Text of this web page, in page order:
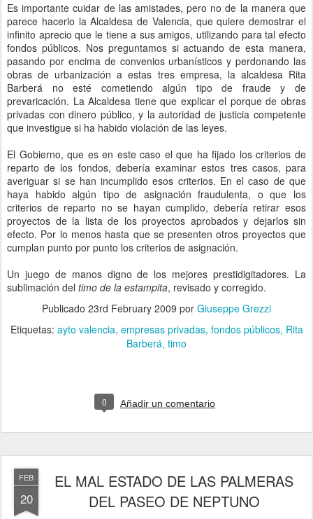
Es importante cuidar de las amistades, pero no de la manera que
parece hacerlo la Alcaldesa de Valencia, que quiere demostrar el
infinito aprecio que le tiene a sus amigos, utilizando para tal efecto
fondos públicos. Nos preguntamos si actuando de esta manera,
pasando por encima de convenios urbanísticos y perdonando las
obras de urbanización a estas tres empresa, la alcaldesa Rita
Barberá no esté cometiendo algún tipo de fraude y de
prevaricación. La Alcaldesa tiene que explicar el porque de obras
privadas con dinero público, y la autoridad de justicia competente
que investigue si ha habido violación de las leyes.
El Gobierno, que es en este caso el que ha fijado los criterios de
reparto de los fondos, debería examinar estos tres casos, para
averiguar si se han incumplido esos criterios. En el caso de que
haya habido algún tipo de asignación fraudulenta, o que los
criterios de reparto no se hayan cumplido, debería retirar esos
proyectos de la lista de los proyectos aprobados y dejarlos sin
efecto. Por lo menos hasta que se presenten otros proyectos que
cumplan punto por punto los criterios de asignación.
Un juego de manos digno de los mejores prestidigitadores. La
sublimación del timo de la estampita, revisado y corregido.
Publicado 23rd February 2009 por Giuseppe Grezzi
Etiquetas: ayto valencia empresas privadas fondos públicos Rita
Barberá timo
0 Añadir un comentario
FEB
20
EL MAL ESTADO DE LAS PALMERAS
DEL PASEO DE NEPTUNO